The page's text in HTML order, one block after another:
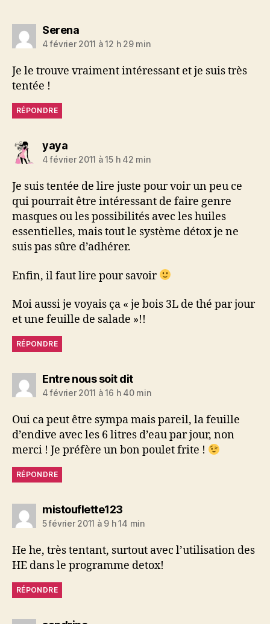
Serenadit :
4 février 2011 à 12 h 29 min
Je le trouve vraiment intéressant et je suis très
tentée !
RÉPONDRE
yayadit :
4 février 2011 à 15 h 42 min
Je suis tentée de lire juste pour voir un peu ce
qui pourrait être intéressant de faire genre
masques ou les possibilités avec les huiles
essentielles, mais tout le système détox je ne
suis pas sûre d’adhérer.
Enfin, il faut lire pour savoir
Moi aussi je voyais ça « je bois 3L de thé par jour
et une feuille de salade »!!
RÉPONDRE
Entre nous soit ditdit :
4 février 2011 à 16 h 40 min
Oui ca peut être sympa mais pareil, la feuille
d’endive avec les 6 litres d’eau par jour, non
merci ! Je préfère un bon poulet frite !
RÉPONDRE
mistouflette123dit :
5 février 2011 à 9 h 14 min
He he, très tentant, surtout avec l’utilisation des
HE dans le programme detox!
RÉPONDRE